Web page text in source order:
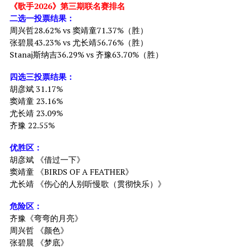
《歌手2026》第三期联名赛排名
二选一投票结果：
周兴哲28.62% vs 窦靖童71.37%（胜）
张碧晨43.23% vs 尤长靖56.76%（胜）
Stanaj斯纳吉36.29% vs 齐豫63.70%（胜）
四选三投票结果：
胡彦斌 31.17%
窦靖童 23.16%
尤长靖 23.09%
齐豫 22.55%
优胜区：
胡彦斌 《借过一下》
窦靖童 《BIRDS OF A FEATHER》
尤长靖 《伤心的人别听慢歌（贯彻快乐）》
危险区：
齐豫《弯弯的月亮》
周兴哲 《颜色》
张碧晨 《梦底》